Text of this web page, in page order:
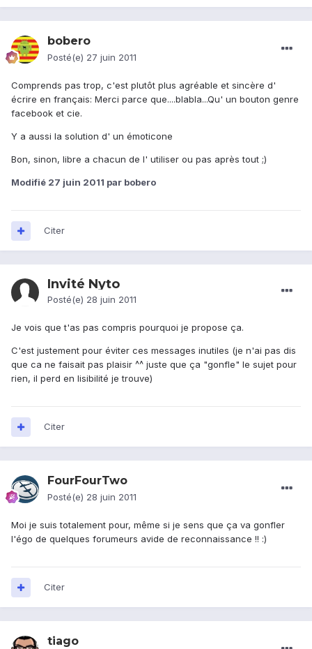
bobero
Posté(e) 27 juin 2011
Comprends pas trop, c'est plutôt plus agréable et sincère d'
écrire en français: Merci parce que....blabla...Qu' un bouton genre
facebook et cie.
Y a aussi la solution d' un émoticone
Bon, sinon, libre a chacun de l' utiliser ou pas après tout ;)
Modifié 27 juin 2011 par bobero
Citer
Invité Nyto
Posté(e) 28 juin 2011
Je vois que t'as pas compris pourquoi je propose ça.
C'est justement pour éviter ces messages inutiles (je n'ai pas dis
que ca ne faisait pas plaisir ^^ juste que ça "gonfle" le sujet pour
rien, il perd en lisibilité je trouve)
Citer
FourFourTwo
Posté(e) 28 juin 2011
Moi je suis totalement pour, même si je sens que ça va gonfler
l'égo de quelques forumeurs avide de reconnaissance !! :)
Citer
tiago